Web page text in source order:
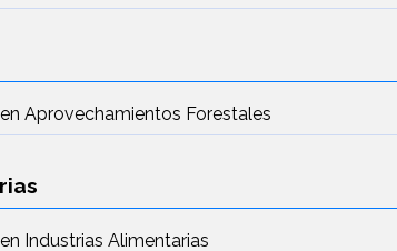
Aprovechamientos Forestales
Industrias Alimentarias